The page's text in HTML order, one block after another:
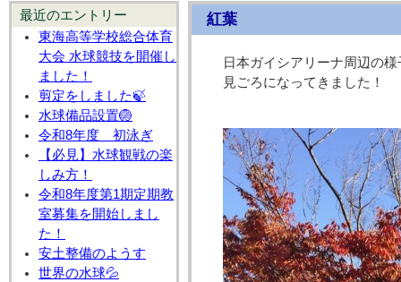
最近のエントリー
東海高等学校総合体育
大会 水球競技を開催し
ました！
剪定をしました🍃
水球備品設置🏐
令和8年度 初泳ぎ
【必見】水球観戦の楽
しみ方！
令和8年度第1期定期教
室募集を開始しまし
た！
安土整備のようす
世界の水球💦
紅葉
日本ガイシアリーナ周辺の
見ごろになってきました！